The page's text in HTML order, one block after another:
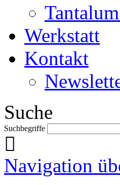
Werkstatt
Kontakt
Suche
Suchbegriffe
Navigation